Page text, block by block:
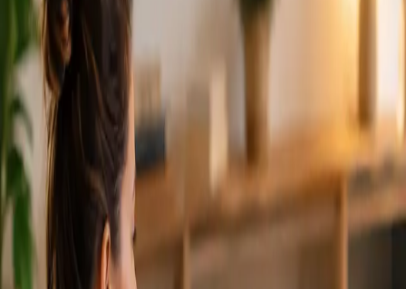
Specialist
Cardiología Especialista
From
€79
Duration
15 min
Más información: Cardiología Especialista
Reservar cita
Specialist